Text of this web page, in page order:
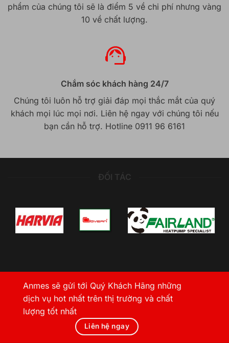
phẩm của chúng tôi sẽ là điểm 5 về chi phí nhưng vàng
10 về chất lượng.
Chắm sóc khách hàng 24/7
Chúng tôi luôn hỗ trợ giải đáp mọi thắc mắt của quý
khách mọi lúc mọi nơi. Liên hệ ngay với chúng tôi nếu
bạn cần hỗ trợ. Hotline 0911 96 6161
ĐỐI TÁC
Anmes sẽ gửi tới Quý Khách Hãng những
dịch vụ hot nhất trên thị trường và chất
lượng tốt nhất
Liên hệ ngay